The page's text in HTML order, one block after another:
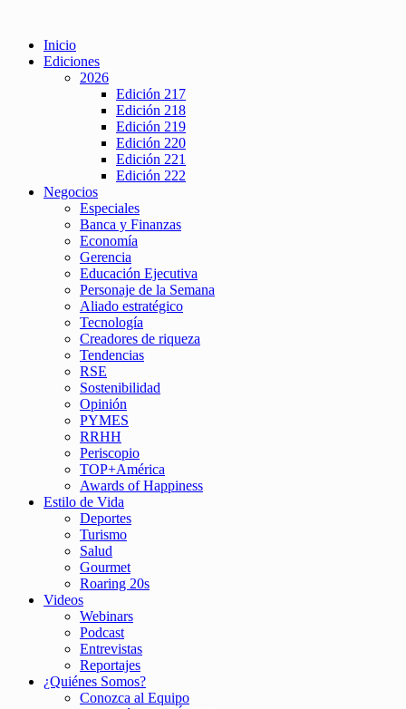
Inicio
Ediciones
2026
Edición 217
Edición 218
Edición 219
Edición 220
Edición 221
Edición 222
Negocios
Especiales
Banca y Finanzas
Economía
Gerencia
Educación Ejecutiva
Personaje de la Semana
Aliado estratégico
Tecnología
Creadores de riqueza
Tendencias
RSE
Sostenibilidad
Opinión
PYMES
RRHH
Periscopio
TOP+América
Awards of Happiness
Estilo de Vida
Deportes
Turismo
Salud
Gourmet
Roaring 20s
Videos
Webinars
Podcast
Entrevistas
Reportajes
¿Quiénes Somos?
Conozca al Equipo